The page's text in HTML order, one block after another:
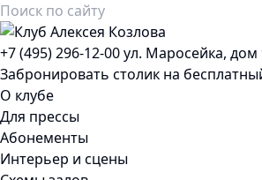
+7 (495) 296-12-00ул. Маросейка, дом
Забронировать столик на
О клубе
Для прессы
Абонементы
Интерьер и сцены